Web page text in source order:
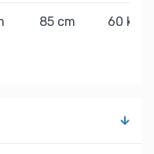
85 cm 60 kg